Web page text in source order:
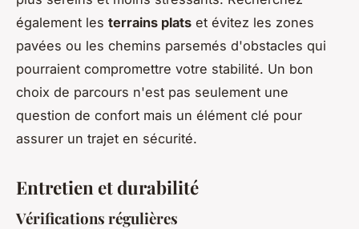
également les terrains plats et évitez les zones
pavées ou les chemins parsemés d'obstacles qui
pourraient compromettre votre stabilité. Un bon
choix de parcours n'est pas seulement une
question de confort mais un élément clé pour
assurer un trajet en sécurité.
Entretien et durabilité
Vérifications régulières